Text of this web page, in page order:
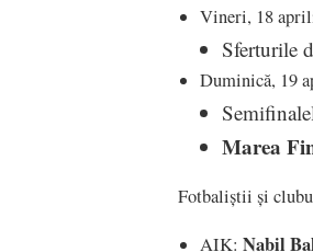
Vineri, 18
Sferturile
Duminică, 19
Marea
Fotbaliștii și
AIK: Nabil